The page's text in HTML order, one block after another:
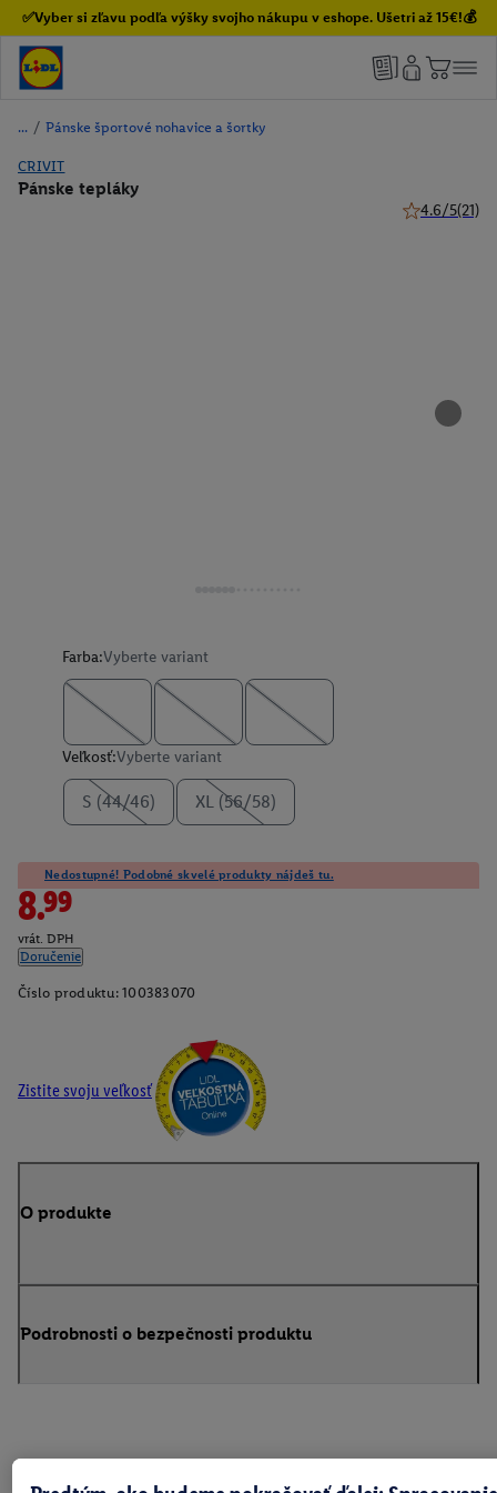
✅Vyber si zľavu podľa výšky svojho nákupu v eshope. Ušetri až 15€!💰
/ Pánske športové nohavice a šortky
CRIVIT
Pánske tepláky
4.6/5(21)
Farba:Vyberte variant
Veľkosť:Vyberte variant
S (44/46) XL (56/58)
Nedostupné! Podobné skvelé produkty nájdeš tu.
8.99
vrát. DPH
Doručenie
Číslo produktu: 100383070
Zistite svoju veľkosť
O produkte
Podrobnosti o bezpečnosti produktu